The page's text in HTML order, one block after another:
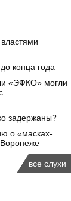
конца года
«ЭФКО» могли
задержаны?
о «масках-
все слухи